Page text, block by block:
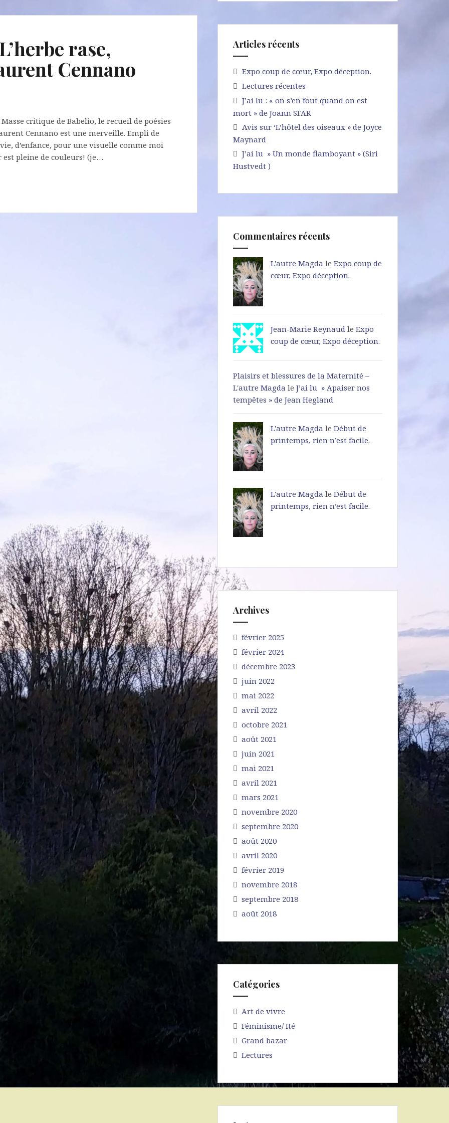
rase,
Cennano
critique de Babelio, le recueil de poésies
Cennano est une merveille. Empli de
d’enfance, pour une visuelle comme moi
est pleine de couleurs! (je…
Articles récents
Expo coup de cœur, Expo déception.
Lectures récentes
J’ai lu : « on s’en fout quand on est
mort » de Joann SFAR
Avis sur ‘L’hôtel des oiseaux » de Joyce
Maynard
J’ai lu » Un monde flamboyant » (Siri
Hustvedt )
Commentaires récents
L'autre Magda le Expo coup de
cœur, Expo déception.
Jean-Marie Reynaud le Expo
coup de cœur, Expo déception.
Plaisirs et blessures de la Maternité –
L'autre Magda le J’ai lu » Apaiser nos
tempêtes » de Jean Hegland
L'autre Magda le Début de
printemps, rien n’est facile.
L'autre Magda le Début de
printemps, rien n’est facile.
Archives
février 2025
février 2024
décembre 2023
juin 2022
mai 2022
avril 2022
octobre 2021
août 2021
juin 2021
mai 2021
avril 2021
mars 2021
novembre 2020
septembre 2020
août 2020
avril 2020
février 2019
novembre 2018
septembre 2018
août 2018
Catégories
Art de vivre
Féminisme/ Ité
Grand bazar
Lectures